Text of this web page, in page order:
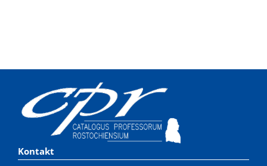
Kontakt